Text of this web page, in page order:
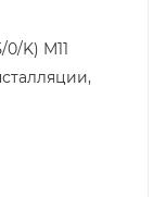
K) M11